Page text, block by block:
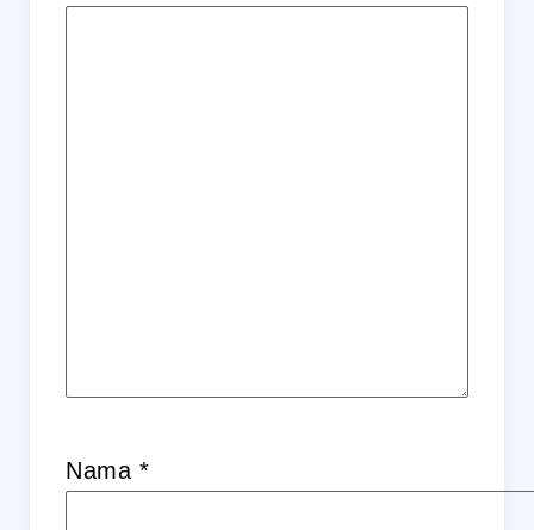
Nama *